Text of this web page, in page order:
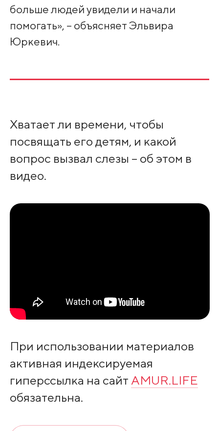
больше людей увидели и начали
помогать», – объясняет Эльвира
Юркевич.
Хватает ли времени, чтобы
посвящать его детям, и какой
вопрос вызвал слезы – об этом в
видео.
При использовании материалов
активная индексируемая
гиперссылка на сайт AMUR.LIFE
обязательна.